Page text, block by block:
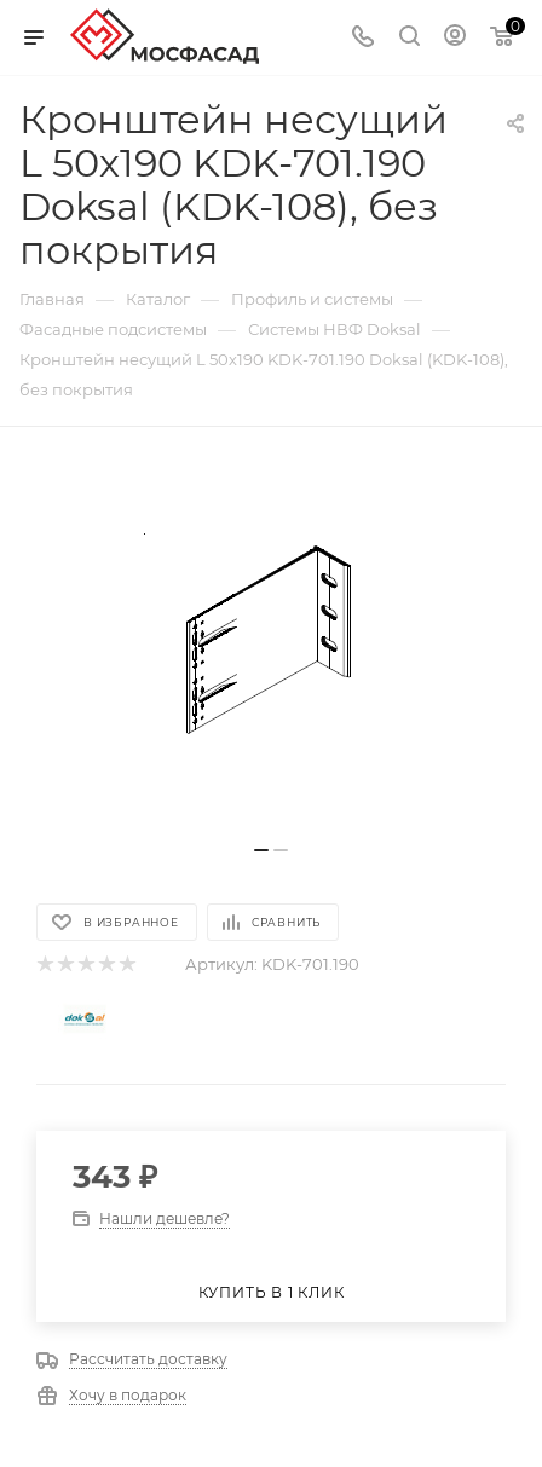
0
Кронштейн несущий
L 50х190 KDK-701.190
Doksal (KDK-108), без
покрытия
Главная — Каталог — Профиль и системы —
Фасадные подсистемы — Системы НВФ Doksal —
Кронштейн несущий L 50х190 KDK-701.190 Doksal (KDK-108),
без покрытия
В ИЗБРАННОЕ СРАВНИТЬ
Артикул: KDK-701.190
343 ₽
Нашли дешевле?
КУПИТЬ В 1 КЛИК
Рассчитать доставку
Хочу в подарок